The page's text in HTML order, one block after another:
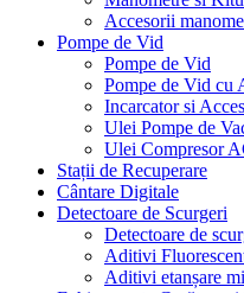
Accesorii
Pompe de Vid
Pompe de Vid
Pompe de Vid cu
Incarcator si
Ulei Pompe de
Ulei Compresor
Stații de Recuperare
Cântare Digitale
Detectoare de Scurgeri
Detectoare de
Aditivi
Aditivi etanșare